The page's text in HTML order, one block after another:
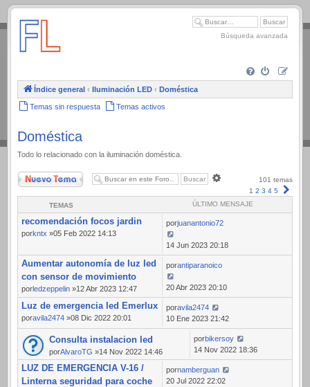
.
Búsqueda avanzada
Índice general ‹ Iluminación LED ‹ Doméstica
Temas sin respuesta Temas activos
Doméstica
Todo lo relacionado con la iluminación doméstica.
Nuevo Tema
avanzada
101 temas
1 2 3 4 5
TEMAS ÚLTIMO MENSAJE
recomendación focos jardin
porkntx »05 Feb 2022 14:13
porjuanantonio72
14 Jun 2023 20:18
Aumentar autonomía de luz led
con sensor de movimiento
porledzeppelin »12 Abr 2023 12:47
porantiparanoico
20 Abr 2023 20:10
Luz de emergencia led Emerlux
poravila2474 »08 Dic 2022 20:01
poravila2474
10 Ene 2023 21:42
Consulta instalacion led
porAlvaroTG »14 Nov 2022 14:46
porbikersoy
14 Nov 2022 18:36
LUZ DE EMERGENCIA V-16 /
Linterna seguridad para coche
pornamberguan
20 Jul 2022 22:02